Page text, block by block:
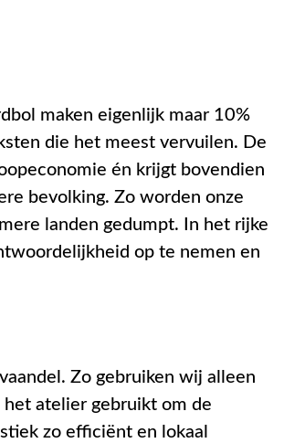
maken eigenlijk maar 10%
die het meest vervuilen. De
én krijgt bovendien
bevolking. Zo worden onze
landen gedumpt. In het rijke
op te nemen en
Zo gebruiken wij alleen
atelier gebruikt om de
zo efficiënt en lokaal